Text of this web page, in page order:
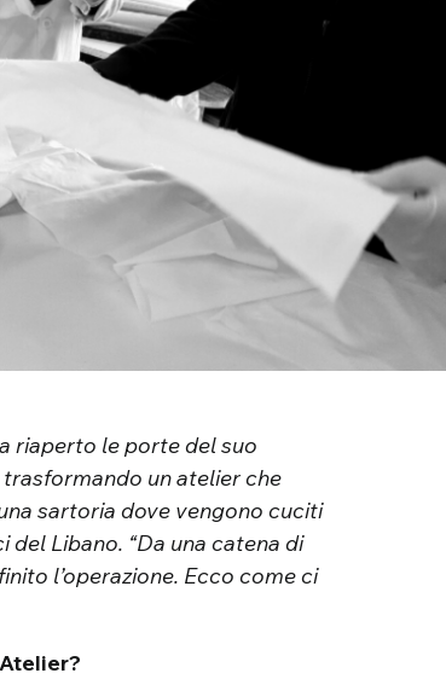
riaperto le porte del suo
un atelier che
sartoria dove vengono cuciti
Libano. “Da una catena di
l’operazione. Ecco come ci